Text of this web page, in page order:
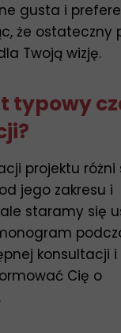
gusta i
że ostateczny
Twoją wizję.
typowy
projektu różni
jego zakresu i
ale staramy się
konsultacji i
Cię o